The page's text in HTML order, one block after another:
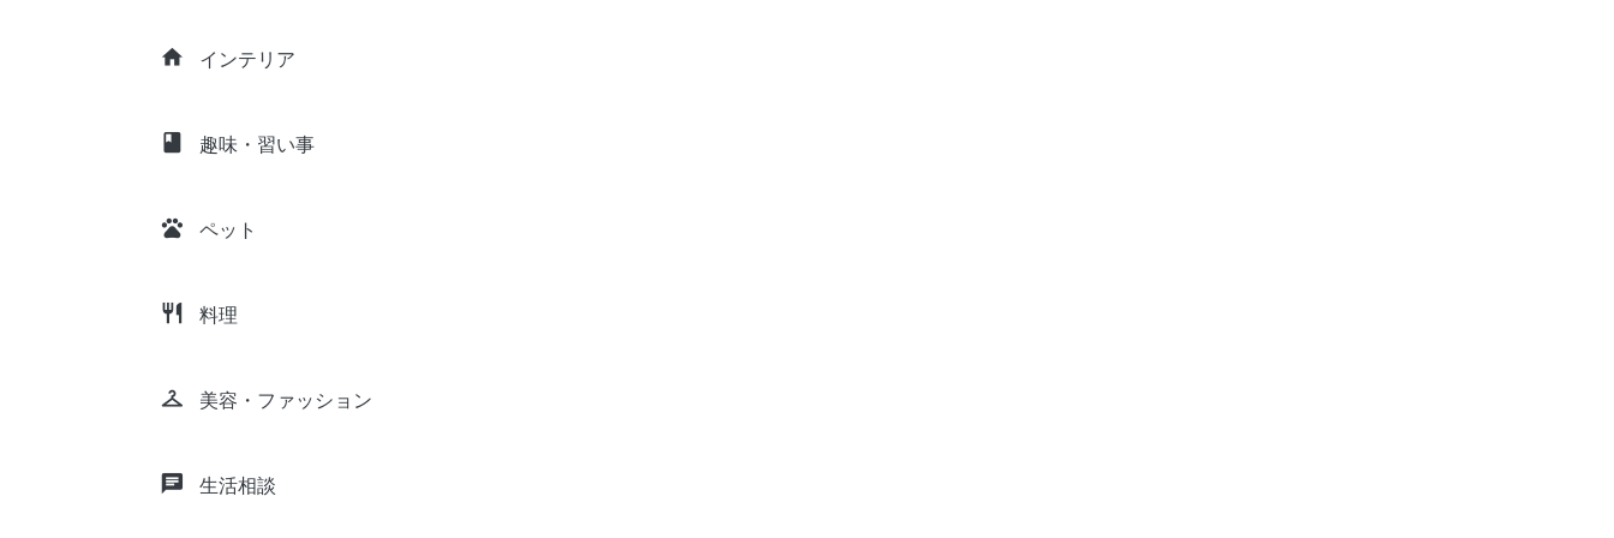
home インテリア
class 趣味・習い事
pets ペット
restaurant 料理
checkroom 美容・ファッション
chat 生活相談